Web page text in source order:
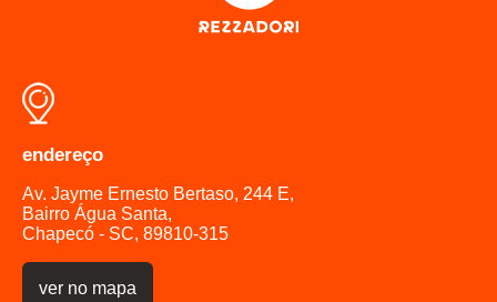
endereço
Av. Jayme Ernesto Bertaso, 244 E,
Bairro Água Santa,
Chapecó - SC, 89810-315
ver no mapa